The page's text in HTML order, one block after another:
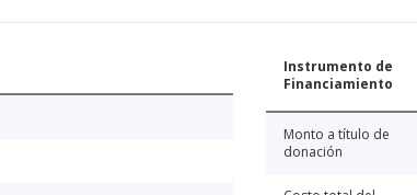
Instrumento de
Financiamiento
Monto a título de
donación